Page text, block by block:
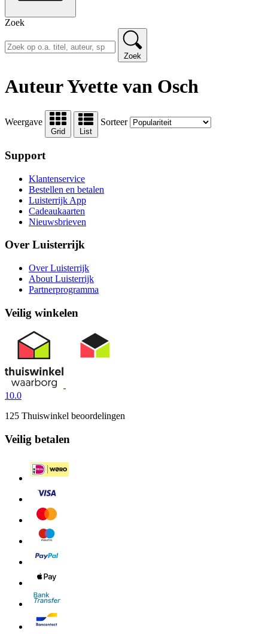
Zoek
Zoek
Auteur Yvette van Osch
Weergave
Grid List
Sorteer
Support
Klantenservice
Bestellen en betalen
Luisterrijk App
Cadeaukaarten
Nieuwsbrieven
Over Luisterrijk
Over Luisterrijk
About Luisterrijk
Partnerprogramma
Veilig winkelen
10.0
125 Thuiswinkel beoordelingen
Veilig betalen